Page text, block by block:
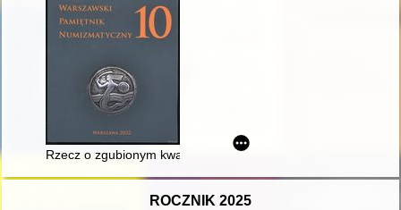
Rzecz o zgubionym kwartniku i pożyczonej babce = On a lost
ROCZNIK 2025